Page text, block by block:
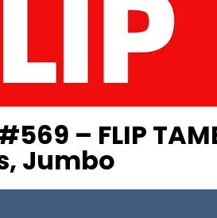
– FLIP
Jumbo